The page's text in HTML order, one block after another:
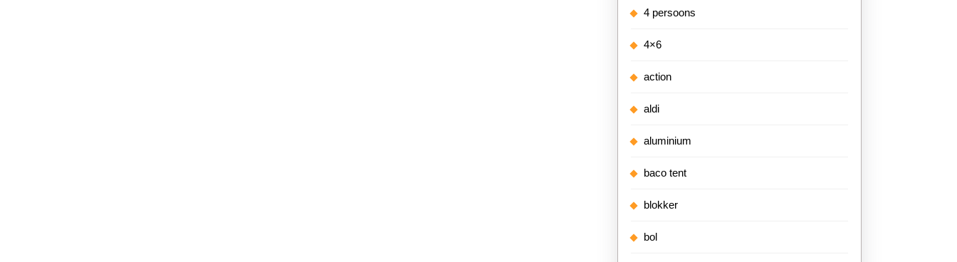
4 persoons
4×6
action
aldi
aluminium
baco tent
blokker
bol